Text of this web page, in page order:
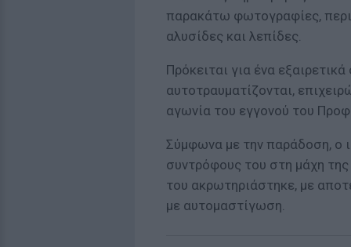
παρακάτω φωτογραφίες,
αλυσίδες και λεπίδες.
Πρόκειται για ένα
αυτοτραυματίζονται,
αγωνία του εγγονού του
Σύμφωνα με την παράδοση, ο
συντρόφους του στη μάχη
του ακρωτηριάστηκε, με
με αυτομαστίγωση.